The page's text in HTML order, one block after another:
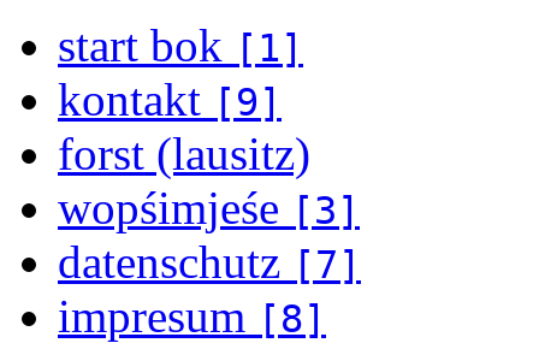
start bok [1]
kontakt [9]
forst (lausitz)
wopśimjeśe [3]
datenschutz [7]
impresum [8]